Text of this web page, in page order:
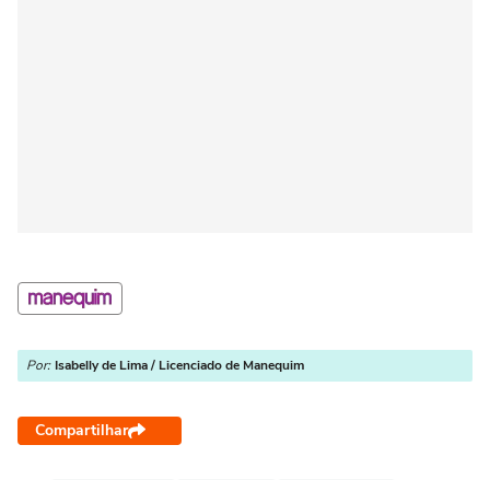
Por: Isabelly de Lima / Licenciado de Manequim
Compartilhar